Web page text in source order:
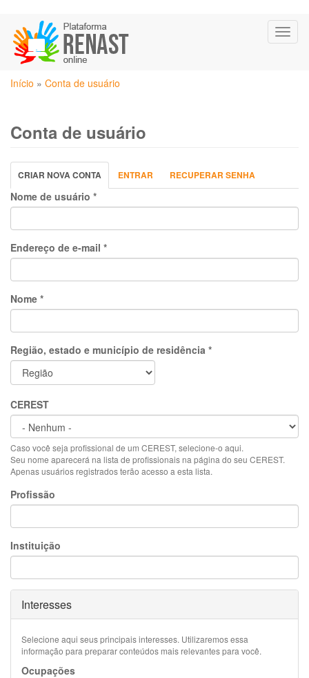
para
conteúdo
principal
Você
Início » Conta de usuário
Conta de usuário
Abas
primárias
CRIAR NOVA CONTA (ABA
ATIVA)
ENTRAR RECUPERAR SENHA
Nome de usuário *
Endereço de e-mail *
Nome *
Região, estado e município de residência *
CEREST
Caso você seja profissional de um CEREST, selecione-o aqui.
Seu nome aparecerá na lista de profissionais na página do seu CEREST.
Apenas usuários registrados terão acesso a esta lista.
Profissão
Instituição
Ocultar
Interesses
Selecione aqui seus principais interesses. Utilizaremos essa
informação para preparar conteúdos mais relevantes para você.
Ocupações